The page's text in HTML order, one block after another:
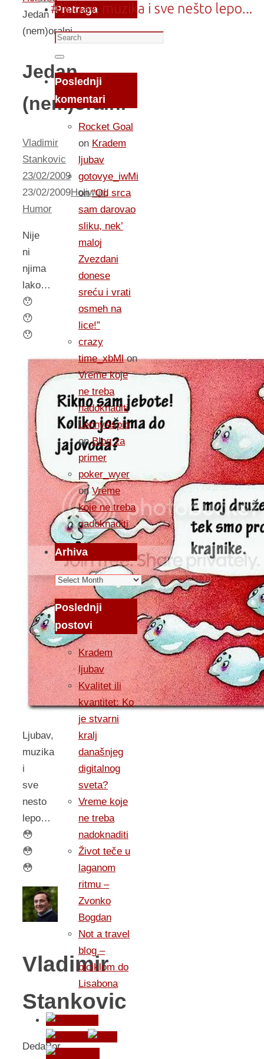
Jedan
(nem)oralni
Jedan
(nem)oralni
Vladimir
Stankovic
23/02/2009
23/02/2009Holiwud,
Humor
Nije
ni
njima
lako…
😯
😯
😯
Ljubav,
muzika
i
sve
nesto
lepo…
😳
😳
😳
Vladimir
Stankovic
DedaBor
Pretraga
Search
for:
Search
Poslednji
komentari
Rocket Goal
on Kradem
ljubav
gotovye_iwMi
on“Od srca
sam darovao
sliku, nek’
maloj
Zvezdani
donese
sreću i vrati
osmeh na
lice!”
crazy
time_xbMlon
Vreme koje
ne treba
nadoknaditi
LennyAspib
onBlog za
primer
poker_wyer
onVreme
koje ne treba
nadoknaditi
Arhiva
Arhiva
Poslednji
postovi
Kradem
ljubav
Kvalitet ili
kvantitet: Ko
je stvarni
kralj
današnjeg
digitalnog
sveta?
Vreme koje
ne treba
nadoknaditi
Život teče u
laganom
ritmu –
Zvonko
Bogdan
Not a travel
blog –
biciklom do
Lisabona